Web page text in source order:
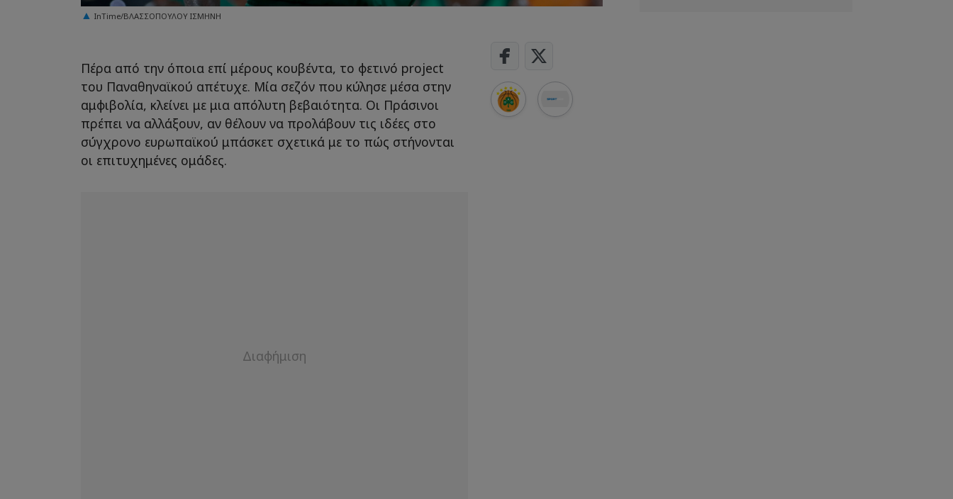
InTime/ΒΛΑΣΣΟΠΟΥΛΟΥ ΙΣΜΗΝΗ
Πέρα από την όποια επί μέρους κουβέντα, το φετινό project
του Παναθηναϊκού απέτυχε. Μία σεζόν που κύλησε μέσα στην
αμφιβολία, κλείνει με μια απόλυτη βεβαιότητα. Οι Πράσινοι
πρέπει να αλλάξουν, αν θέλουν να προλάβουν τις ιδέες στο
σύγχρονο ευρωπαϊκού μπάσκετ σχετικά με το πώς στήνονται
οι επιτυχημένες ομάδες.